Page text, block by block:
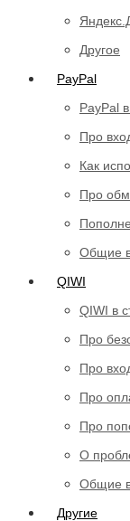
Другое
PayPal
PayPal
Про
Как
Про
Общие
QIWI
QIWI в
Про
Про
Про
Про
О
Общие
Другие